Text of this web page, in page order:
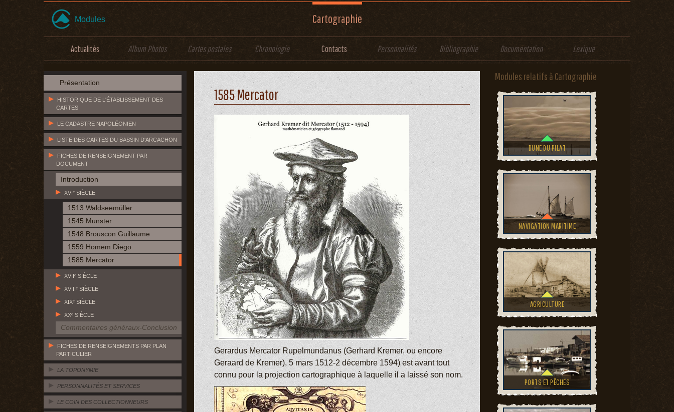
Modules Cartographie
Actualités Album Photos Cartes postales Chronologie Contacts Personnalités Bibliographie Documentation Lexique
Présentation
HISTORIQUE DE L'ÉTABLISSEMENT DES
CARTES
LE CADASTRE NAPOLÉONIEN
LISTE DES CARTES DU BASSIN D'ARCACHON
FICHES DE RENSEIGNEMENT PAR
DOCUMENT
Introduction
XVIᵉ SIÈCLE
1513 Waldseemüller
1545 Munster
1548 Brouscon Guillaume
1559 Homem Diego
1585 Mercator
XVIIᵉ SIÈCLE
XVIIIᵉ SIÈCLE
XIXᵉ SIÈCLE
XXᵉ SIÈCLE
Commentaires généraux-Conclusion
FICHES DE RENSEIGNEMENTS PAR PLAN
PARTICULIER
LA TOPONYMIE
PERSONNALITÉS ET SERVICES
LE COIN DES COLLECTIONNEURS
1585 Mercator
Gerardus Mercator Rupelmundanus (Gerhard Kremer, ou encore
Geraard de Kremer), 5 mars 1512-2 décembre 1594) est avant tout
connu pour la projection cartographique à laquelle il a laissé son nom.
Modules relatifs à Cartographie
DUNE DU PILAT
NAVIGATION MARITIME
AGRICULTURE
PORTS ET PÊCHES